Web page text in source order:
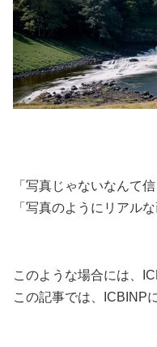
「写真じゃないなんて
「写真のようにリアル
このような場合には、
この記事では、ICBINP